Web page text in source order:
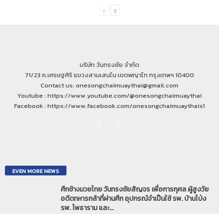
บริษัท วันทรงชัย จำกัด
71/23 ถ.เศรษฐศิริ แขวงสามเสนใน เขตพญาไท กรุงเทพฯ 10400
Contact us: onesongchaimuaythai@gmail.com
Youtube : https://www.youtube.com/@onesongchaimuaythai
Facebook : https://www.facebook.com/onesongchaimuaythais1
EVEN MORE NEWS
ศึกช้างมวยไทย วันทรงชัยสัญจร เพื่อการกุศล ผู้สูงวัย
อดีตทหารกล้าที่ผ่านศึก อุปกรณ์จำเป็นใช้ รพ. บ้านโป่ง
รพ. โพธาราม และ...